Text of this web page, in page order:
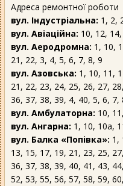
Адреса ремонтної роботи
вул. Індустріальна: 1, 2,
вул. Авіаційна: 10, 12,
вул. Аеродромна: 1, 10,
21, 22, 3, 4, 5, 6, 7, 8, 9
вул. Азовська: 1, 10, 11,
21, 22, 23, 24, 25, 26, 27,
36, 37, 38, 39, 4, 40, 5, 6, 7,
вул. Амбулаторна: 10,
вул. Ангарна: 1, 10, 10а,
вул. Балка «Попівка»: 1,
13, 15, 17, 19, 21, 23, 25,
36, 37, 38, 39, 40, 41, 43,
52, 53, 55, 56, 57, 58, 59,